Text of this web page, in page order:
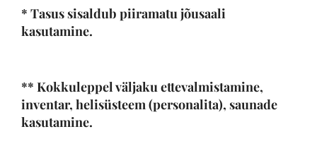
* Tasus sisaldub piiramatu jõusaali
kasutamine.
** Kokkuleppel väljaku ettevalmistamine,
inventar, helisüsteem (personalita), saunade
kasutamine.